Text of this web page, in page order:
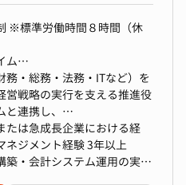
）
ム
11:00
- 22:00
- 16:00
変更する場合あり
労働あり
務・総務・法務・ITなど）を
営戦略の実行を支える推進役
連携し、
バナンス体制の構築を担って
たは急成長企業における経
ネジメント経験 3年以上
築・会計システム運用の実務